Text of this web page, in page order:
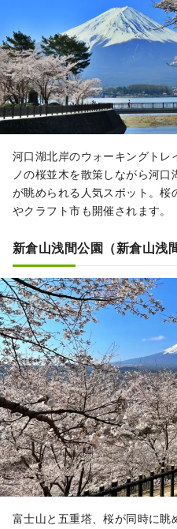
河口湖北岸のウォーキングト
ノの桜並木を散策しながら河
が眺められる人気スポット。桜
やクラフト市も開催されます。
新倉山浅間公園（新倉山浅
富士山と五重塔、桜が同時に眺